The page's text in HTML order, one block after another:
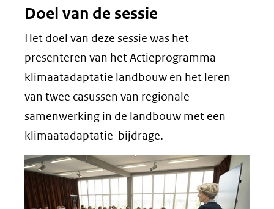
Doel van de sessie
Het doel van deze sessie was het
presenteren van het Actieprogramma
klimaatadaptatie landbouw en het leren
van twee casussen van regionale
samenwerking in de landbouw met een
klimaatadaptatie-bijdrage.